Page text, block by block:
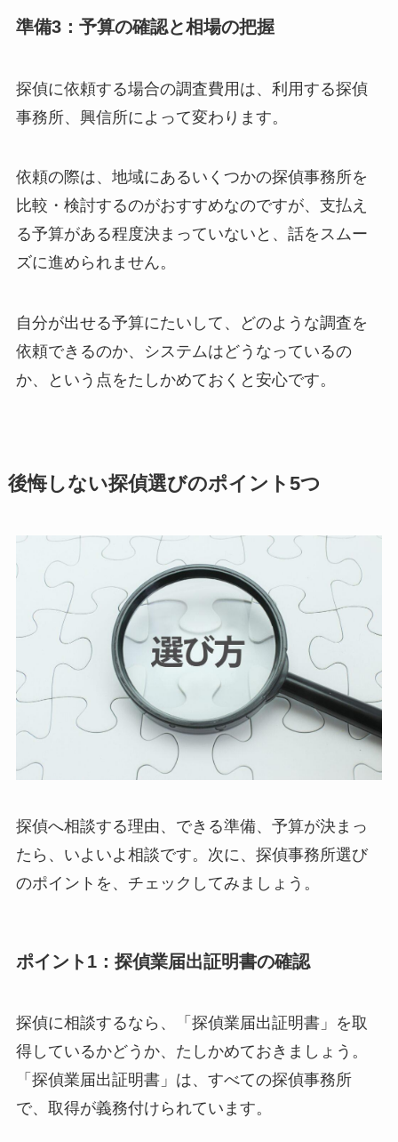
準備3：予算の確認と相場の把握
探偵に依頼する場合の調査費用は、利用する探偵
事務所、興信所によって変わります。
依頼の際は、地域にあるいくつかの探偵事務所を
比較・検討するのがおすすめなのですが、支払え
る予算がある程度決まっていないと、話をスムー
ズに進められません。
自分が出せる予算にたいして、どのような調査を
依頼できるのか、システムはどうなっているの
か、という点をたしかめておくと安心です。
後悔しない探偵選びのポイント5つ
探偵へ相談する理由、できる準備、予算が決まっ
たら、いよいよ相談です。次に、探偵事務所選び
のポイントを、チェックしてみましょう。
ポイント1：探偵業届出証明書の確認
探偵に相談するなら、「探偵業届出証明書」を取
得しているかどうか、たしかめておきましょう。
「探偵業届出証明書」は、すべての探偵事務所
で、取得が義務付けられています。